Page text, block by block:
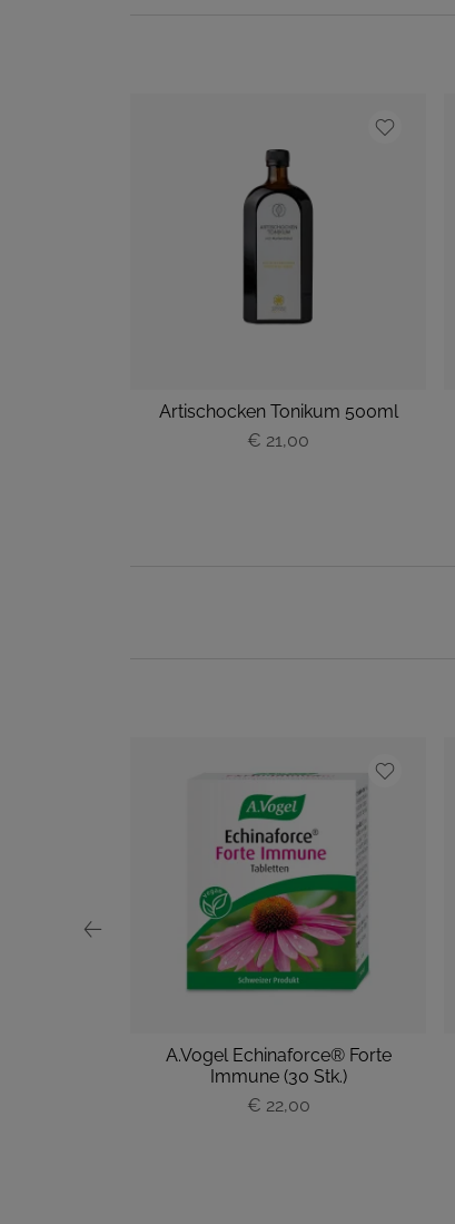
Artischocken Tonikum 500ml
€ 21,00
A.Vogel Echinaforce® Forte
Immune (30 Stk.)
€ 22,00
P
r